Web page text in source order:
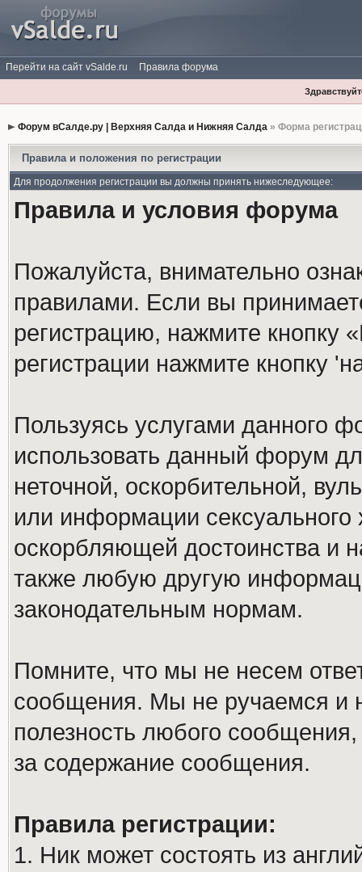
Перейти на сайт vSalde.ru Правила форума
Форум вСалде.ру | Верхняя Салда и Нижняя Салда» Форма
Правила и положения по регистрации
Для продолжения регистрации вы должны принять нижеследующее:
Правила и условия форума
Пожалуйста, внимательно
правилами. Если вы
регистрацию, нажмите кнопку
регистрации нажмите кнопку
Пользуясь услугами данного
использовать данный форум
неточной, оскорбительной,
или информации
оскорбляющей достоинства и
также любую другую
законодательным нормам.
Помните, что мы не несем
сообщения. Мы не ручаемся и
полезность любого
за содержание сообщения.
Правила регистрации:
1. Ник может состоять из